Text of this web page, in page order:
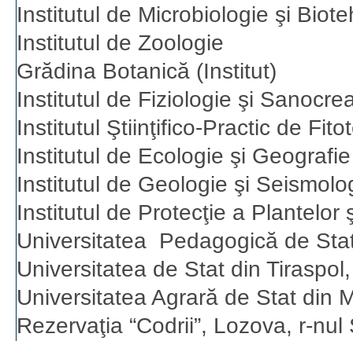
Institutul de Microbiologie şi
Institutul de Zoologie
Grădina Botanică (Institut)
Institutul de Fiziologie şi
Institutul Ştiinţifico-Practic de
Institutul de Ecologie şi
Institutul de Geologie şi
Institutul de Protecţie a Plantelor
Universitatea Pedagogică de
Universitatea de Stat din
Universitatea Agrară de Stat din
Rezervaţia “Codrii”, Lozova, r-nul